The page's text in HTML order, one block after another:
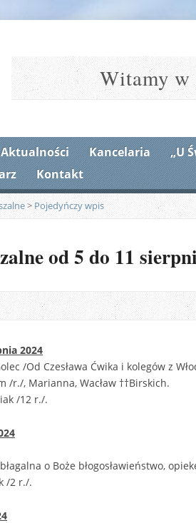
Witamy
Aktualności Kancelaria „U
Kontakt
> Pojedyńczy wpis
od 5 do 11
2024
/Od Czesława Ćwika i kolegów z
/r./, Marianna, Wacław ††Birskich.
/12 r./.
o Boże błogosławieństwo,
/2 r./.